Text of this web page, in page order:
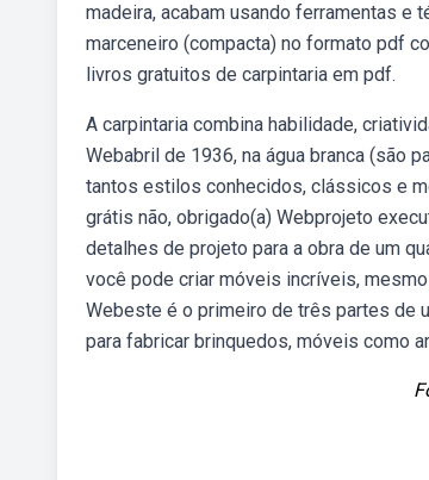
madeira, acabam usando ferramentas e
marceneiro (compacta) no formato pdf
livros gratuitos de carpintaria em pdf.
A carpintaria combina habilidade,
Webabril de 1936, na água branca (são
tantos estilos conhecidos, clássicos e
grátis não, obrigado(a) Webprojeto
detalhes de projeto para a obra de um
você pode criar móveis incríveis,
Webeste é o primeiro de três partes de
para fabricar brinquedos, móveis como